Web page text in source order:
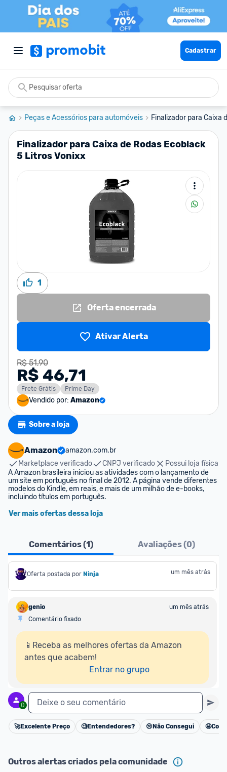
Cadastrar
Peças e Acessórios para automóveis Finalizador para Caixa
Finalizador para Caixa de Rodas Ecoblack
5 Litros Vonixx
1
Oferta encerrada
Ativar Alerta
R$ 51,90
R$ 46,71
Frete Grátis Prime Day
Vendido por: Amazon
Sobre a loja
Amazon
amazon.com.br
Marketplace verificado
CNPJ verificado
Possui loja física
A Amazon brasileira iniciou as atividades com o lançamento de
um site em português no final de 2012. A página vende diferentes
modelos do Kindle, em reais, e mais de um milhão de e-books,
incluindo títulos em português.
Ver mais ofertas dessa loja
Comentários (1) Avaliações (0)
Oferta postada por Ninja um mês atrás
genio
um mês atrás
Comentário fixado
📱Receba as melhores ofertas da Amazon
antes que acabem!
Entrar no grupo
0 Deixe o seu comentário
Cancelar
🚀Excelente Preço 🧐Entendedores? 😢 Não Consegui 🤩
Outros alertas criados pela comunidade